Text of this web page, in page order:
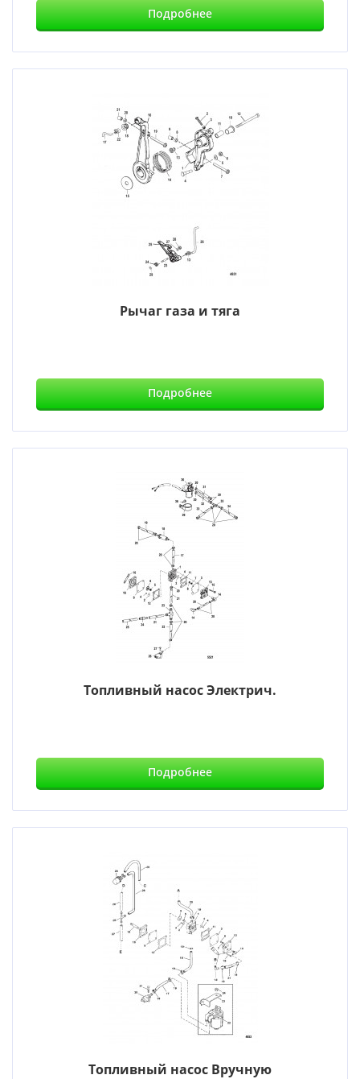
Подробнее
Рычаг газа и тяга
Подробнее
Топливный насос Электрич.
Подробнее
Топливный насос Вручную